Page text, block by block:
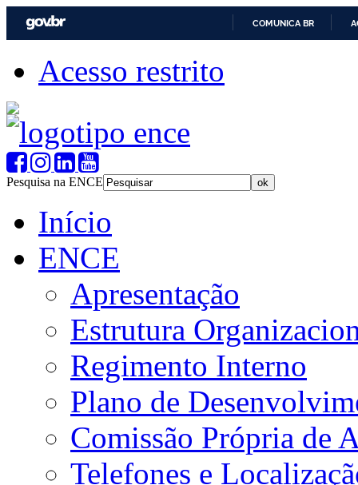
COMUNICA BR
Acesso restrito
Pesquisa na ENCE
Início
ENCE
Apresentação
Estrutura
Regimento Interno
Plano de
Comissão Própria de
Telefones e